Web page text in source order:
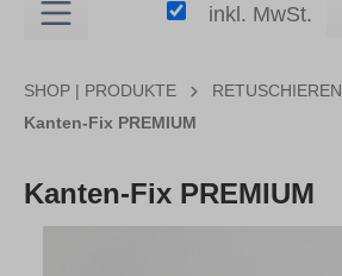
inkl. MwSt.
SHOP | PRODUKTE
RETUSCHIEREN
Kanten-Fix PREMIUM
Kanten-Fix PREMIUM